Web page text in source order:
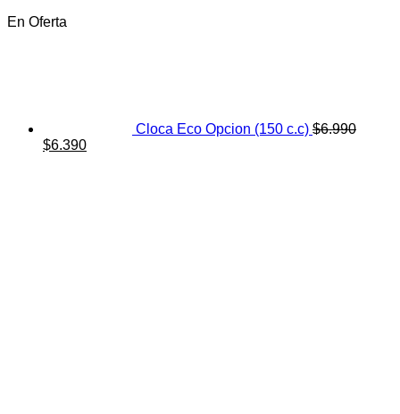
En Oferta
Cloca Eco Opcion (150 c.c) $6.990
El
$6.390El